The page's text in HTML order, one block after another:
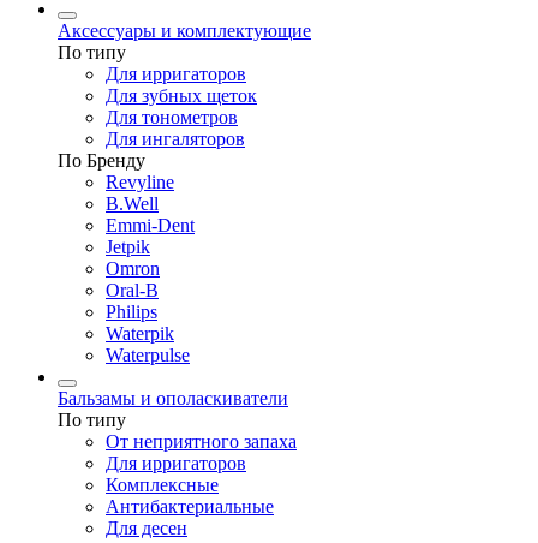
Аксессуары и комплектующие
По типу
Для ирригаторов
Для зубных щеток
Для тонометров
Для ингаляторов
По Бренду
Revyline
B.Well
Emmi-Dent
Jetpik
Omron
Oral-B
Philips
Waterpik
Waterpulse
Бальзамы и ополаскиватели
По типу
От неприятного запаха
Для ирригаторов
Комплексные
Антибактериальные
Для десен